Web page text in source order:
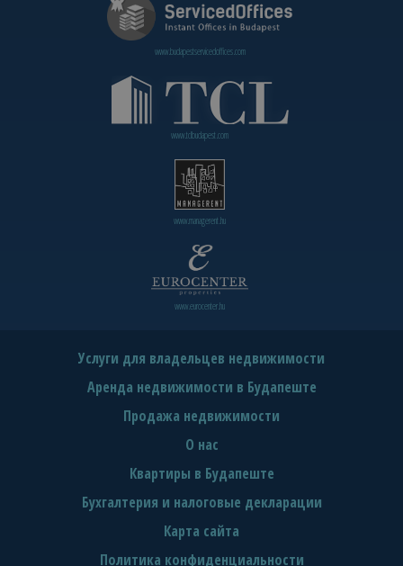
www.budapestservicedoffices.com
www.tclbudapest.com
www.managerent.hu
www.eurocenter.hu
Услуги для владельцев недвижимости
Аренда недвижимости в Будапеште
Продажа недвижимости
О нас
Квартиры в Будапеште
Бухгалтерия и налоговые декларации
Карта сайта
Политика конфиденциальности